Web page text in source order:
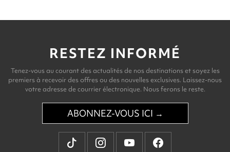
RESTEZ INFORMÉ
Tenez-vous au courant des actualités de nos destinations et soyez les
premiers à recevoir des offres ou des nouvelles exclusives. Laissez-nous
votre adresse de courrier électronique. Nous ferons le reste.
ABONNEZ-VOUS ICI →